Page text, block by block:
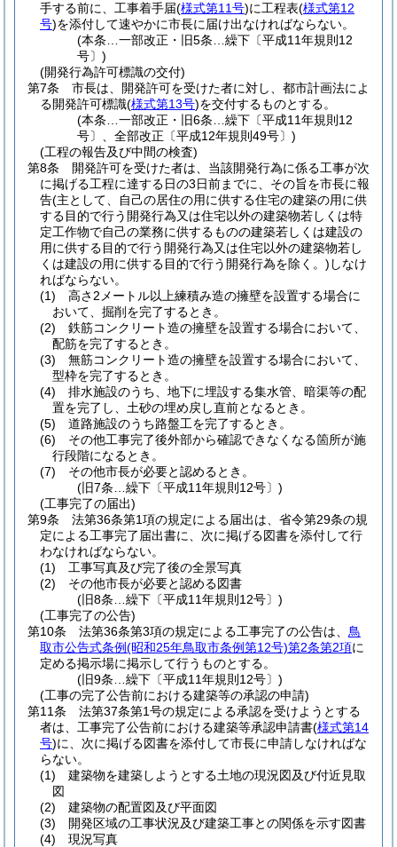
手する前に、工事着手届(様式第11号)に工程表(様式第12
号)を添付して速やかに市長に届け出なければならない。
(本条…一部改正・旧5条…繰下〔平成11年規則12
号〕)
(開発行為許可標識の交付)
第7条
市長は、開発許可を受けた者に対し、都市計画法によ
る開発許可標識(様式第13号)を交付するものとする。
(本条…一部改正・旧6条…繰下〔平成11年規則12
号〕、全部改正〔平成12年規則49号〕)
(工程の報告及び中間の検査)
第8条
開発許可を受けた者は、当該開発行為に係る工事が次
に掲げる工程に達する日の3日前までに、その旨を市長に報
告(主として、自己の居住の用に供する住宅の建築の用に供
する目的で行う開発行為又は住宅以外の建築物若しくは特
定工作物で自己の業務に供するものの建築若しくは建設の
用に供する目的で行う開発行為又は住宅以外の建築物若し
くは建設の用に供する目的で行う開発行為を除く。) しなけ
ればならない。
(1)
高さ2メートル以上練積み造の擁壁を設置する場合に
おいて、掘削を完了するとき。
(2)
鉄筋コンクリート造の擁壁を設置する場合において、
配筋を完了するとき。
(3)
無筋コンクリート造の擁壁を設置する場合において、
型枠を完了するとき。
(4)
排水施設のうち、地下に埋設する集水管、暗渠等の配
置を完了し、土砂の埋め戻し直前となるとき。
(5)
道路施設のうち路盤工を完了するとき。
(6)
その他工事完了後外部から確認できなくなる箇所が施
行段階になるとき。
(7)
その他市長が必要と認めるとき。
(旧7条…繰下〔平成11年規則12号〕)
(工事完了の届出)
第9条
法第36条第1項の規定による届出は、省令第29条の規
定による工事完了届出書に、次に掲げる図書を添付して行
わなければならない。
(1)
工事写真及び完了後の全景写真
(2)
その他市長が必要と認める図書
(旧8条…繰下〔平成11年規則12号〕)
(工事完了の公告)
第10条
法第36条第3項の規定による工事完了の公告は、 鳥
取市公告式条例(昭和25年鳥取市条例第12号)第2条第2項に
定める掲示場に掲示して行うものとする。
(旧9条…繰下〔平成11年規則12号〕)
(工事の完了公告前における建築等の承認の申請)
第11条
法第37条第1号の規定による承認を受けようとする
者は、工事完了公告前における建築等承認申請書(様式第14
号)に、次に掲げる図書を添付して市長に申請しなければな
らない。
(1)
建築物を建築しようとする土地の現況図及び付近見取
図
(2)
建築物の配置図及び平面図
(3)
開発区域の工事状況及び建築工事との関係を示す図書
(4)
現況写真